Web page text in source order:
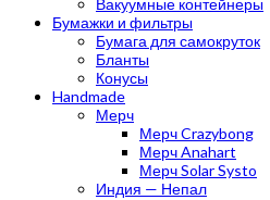
Вакуумные контейнеры
Бумажки и фильтры
Бумага для самокруток
Бланты
Конусы
Handmade
Мерч
Мерч Crazybong
Мерч Anahart
Мерч Solar Systo
Индия — Непал